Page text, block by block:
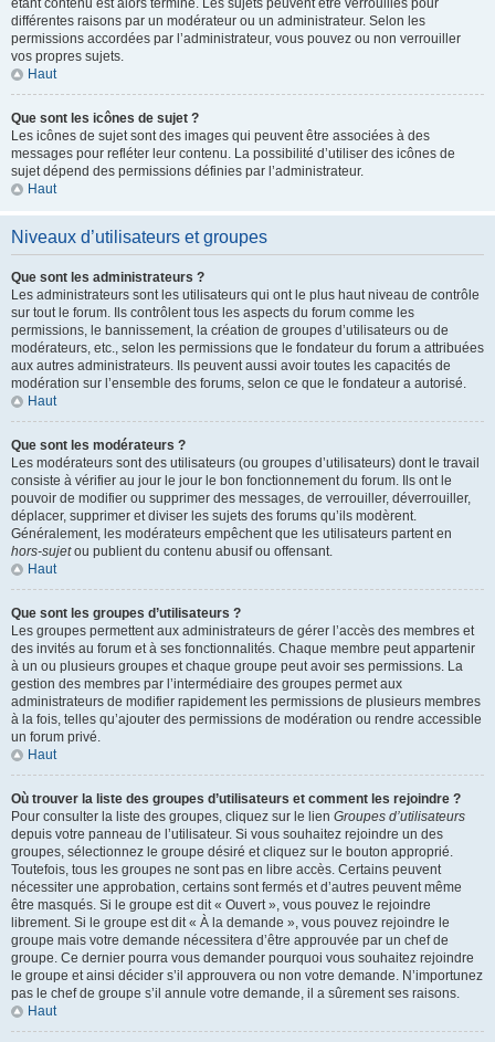
étant contenu est alors terminé. Les sujets peuvent être verrouillés pour
différentes raisons par un modérateur ou un administrateur. Selon les
permissions accordées par l’administrateur, vous pouvez ou non verrouiller
vos propres sujets.
Haut
Que sont les icônes de sujet ?
Les icônes de sujet sont des images qui peuvent être associées à des
messages pour refléter leur contenu. La possibilité d’utiliser des icônes de
sujet dépend des permissions définies par l’administrateur.
Haut
Niveaux d’utilisateurs et groupes
Que sont les administrateurs ?
Les administrateurs sont les utilisateurs qui ont le plus haut niveau de contrôle
sur tout le forum. Ils contrôlent tous les aspects du forum comme les
permissions, le bannissement, la création de groupes d’utilisateurs ou de
modérateurs, etc., selon les permissions que le fondateur du forum a attribuées
aux autres administrateurs. Ils peuvent aussi avoir toutes les capacités de
modération sur l’ensemble des forums, selon ce que le fondateur a autorisé.
Haut
Que sont les modérateurs ?
Les modérateurs sont des utilisateurs (ou groupes d’utilisateurs) dont le travail
consiste à vérifier au jour le jour le bon fonctionnement du forum. Ils ont le
pouvoir de modifier ou supprimer des messages, de verrouiller, déverrouiller,
déplacer, supprimer et diviser les sujets des forums qu’ils modèrent.
Généralement, les modérateurs empêchent que les utilisateurs partent en
hors-sujetou publient du contenu abusif ou offensant.
Haut
Que sont les groupes d’utilisateurs ?
Les groupes permettent aux administrateurs de gérer l’accès des membres et
des invités au forum et à ses fonctionnalités. Chaque membre peut appartenir
à un ou plusieurs groupes et chaque groupe peut avoir ses permissions. La
gestion des membres par l’intermédiaire des groupes permet aux
administrateurs de modifier rapidement les permissions de plusieurs membres
à la fois, telles qu’ajouter des permissions de modération ou rendre accessible
un forum privé.
Haut
Où trouver la liste des groupes d’utilisateurs et comment les rejoindre ?
Pour consulter la liste des groupes, cliquez sur le lien Groupes d’utilisateurs
depuis votre panneau de l’utilisateur. Si vous souhaitez rejoindre un des
groupes, sélectionnez le groupe désiré et cliquez sur le bouton approprié.
Toutefois, tous les groupes ne sont pas en libre accès. Certains peuvent
nécessiter une approbation, certains sont fermés et d’autres peuvent même
être masqués. Si le groupe est dit « Ouvert », vous pouvez le rejoindre
librement. Si le groupe est dit « À la demande », vous pouvez rejoindre le
groupe mais votre demande nécessitera d’être approuvée par un chef de
groupe. Ce dernier pourra vous demander pourquoi vous souhaitez rejoindre
le groupe et ainsi décider s’il approuvera ou non votre demande. N’importunez
pas le chef de groupe s’il annule votre demande, il a sûrement ses raisons.
Haut